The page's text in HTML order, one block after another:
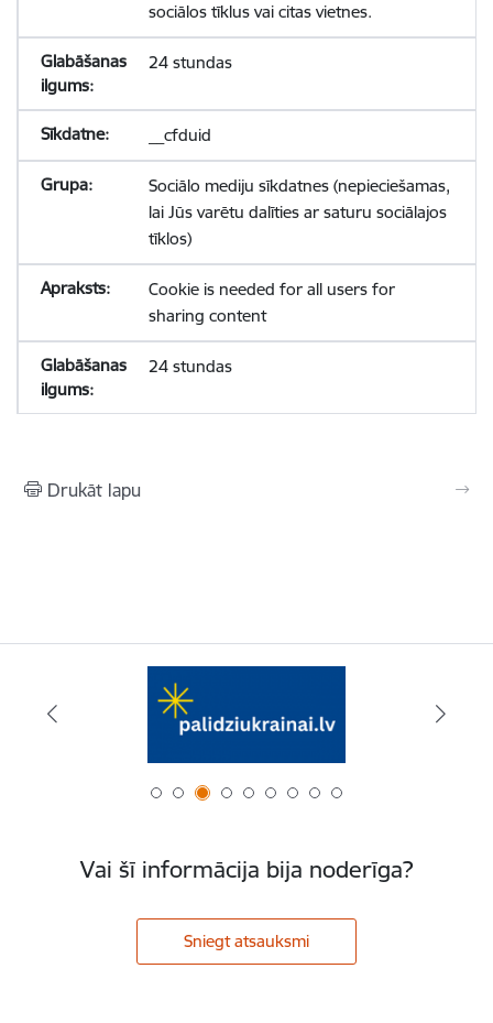
sociālos tīklus vai citas vietnes.
24 stundas
__cfduid
Sociālo mediju sīkdatnes (nepieciešamas,
lai Jūs varētu dalīties ar saturu sociālajos
tīklos)
Cookie is needed for all users for
sharing content
24 stundas
Drukāt lapu
Vai šī informācija bija noderīga?
Sniegt atsauksmi